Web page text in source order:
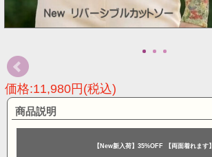
価格:11,980円(税込)
商品説明
【New新入荷】35%OFF 【両面着れます】